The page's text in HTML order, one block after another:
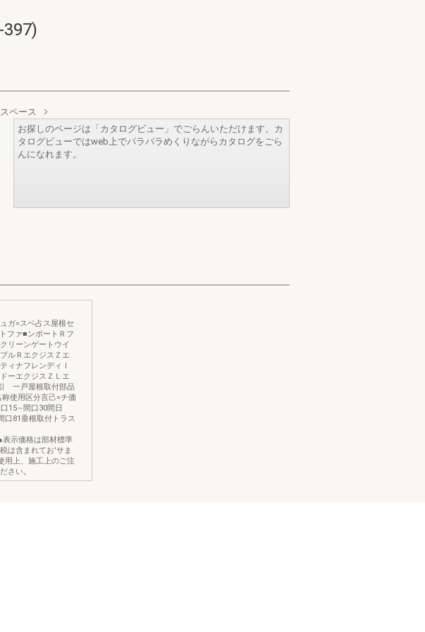
ペース
お探しのページは「カタログビュー」でごらんいただけます。カ
タログビューではweb上でパラパラめくりながらカタログをごら
んになれます。
ガ=スベ占ス屋根セ
ファ■ンポートＲフ
リーンゲートウイ
ルＲエクジスＺエ
ィナフレンディＩ
ーエクジスＺＬエ
一戸屋根取付部品
使用区分言己=チ価
15∼間口30間日
81垂根取付トラス
表示価格は部材標準
は含まれてお'サま
用上、施工上のご注
さい。